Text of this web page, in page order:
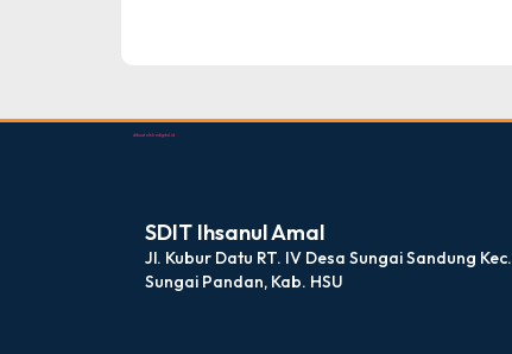
dibuat oleh rrdigital.id
SDIT Ihsanul Amal
Jl. Kubur Datu RT. IV Desa Sungai Sandung Kec.
Sungai Pandan, Kab. HSU